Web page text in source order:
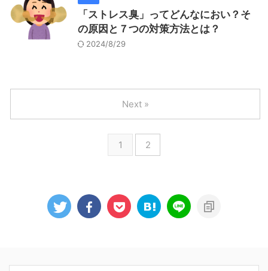
「ストレス臭」ってどんなにおい？そ
の原因と７つの対策方法とは？
2024/8/29
1 2
Next »